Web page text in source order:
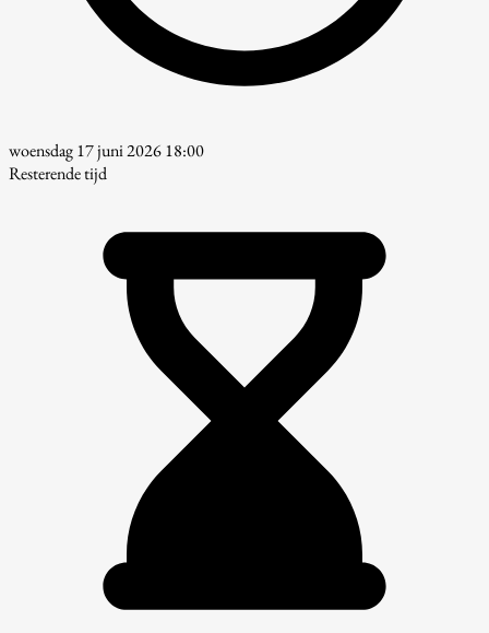
woensdag 17 juni 2026 18:00
Resterende tijd